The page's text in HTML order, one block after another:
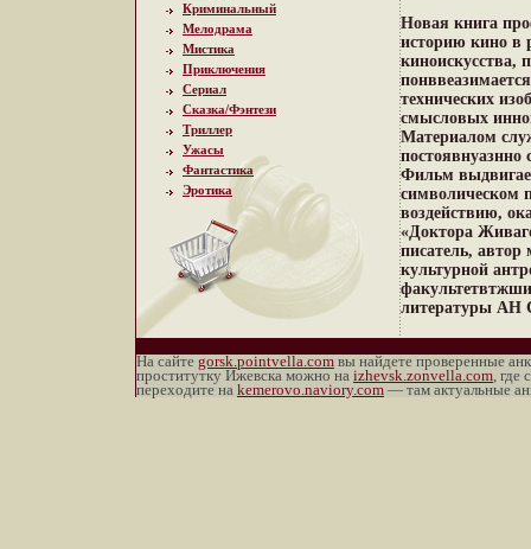
Криминальный
Мелодрама
Мистика
Приключения
Сериал
Сказка/Фэнтези
Триллер
Ужасы
Фантастика
Эротика
Новая книга
историю кино в
киноискусства,
технических
смысловых
Материалом
Фильм
символическом
воздействию,
«Доктора
писатель, автор
культурной
литературы АН
На сайте gorsk.pointvella.com вы найдете проверенные
проститутку Ижевска можно на izhevsk.zonvella.com, где
переходите на kemerovo.naviory.com — там актуальные